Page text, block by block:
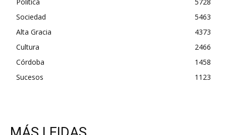
Sociedad
5463
Alta Gracia
4373
Cultura
2466
Córdoba
1458
Sucesos
1123